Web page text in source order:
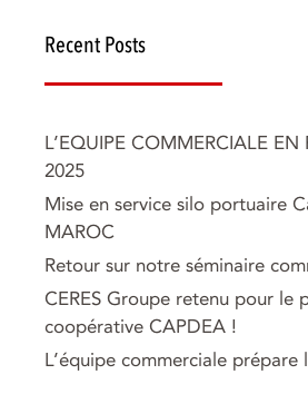
Recent Posts
L’EQUIPE COMMERCIALE EN
2025
Mise en service silo portuaire
MAROC
Retour sur notre séminaire
CERES Groupe retenu pour le
coopérative CAPDEA !
L’équipe commerciale prépare